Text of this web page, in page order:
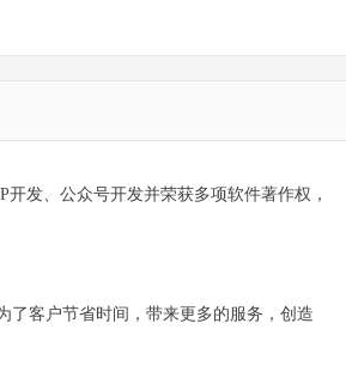
开发、公众号开发并荣获多项软件著作权，
了客户节省时间，带来更多的服务，创造